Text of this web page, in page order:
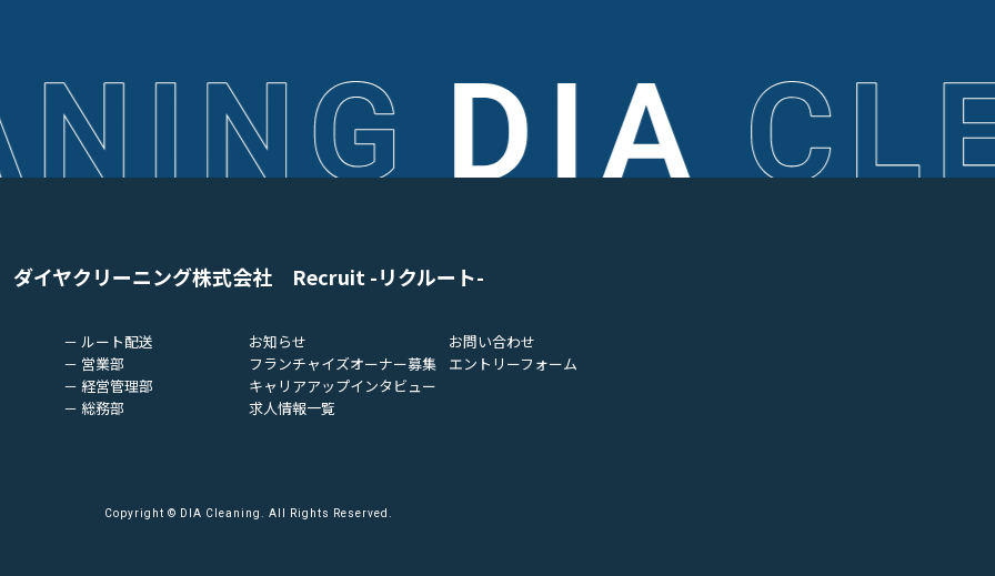
ダイヤクリーニング株式会社 Recruit -リクルート-
－ ルート配送
－ 営業部
－ 経営管理部
－ 総務部
お知らせ
フランチャイズオーナー募集
キャリアアップインタビュー
求人情報一覧
お問い合わせ
エントリーフォーム
Copyright © DIA Cleaning. All Rights Reserved.